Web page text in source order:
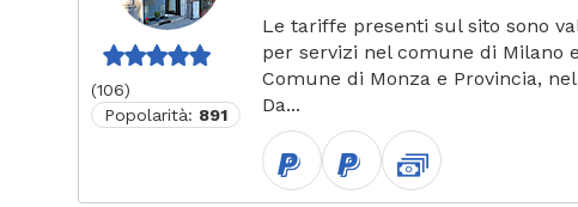
(106)
Popolarità: 891
Le tariffe presenti sul sito sono
per servizi nel comune di Milano
Comune di Monza e Provincia,
Da...